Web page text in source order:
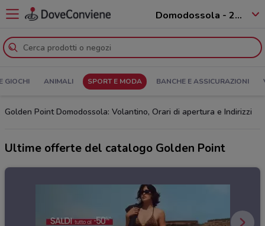
Domodossola - 28845
GIOCHI ANIMALI SPORT E MODA BANCHE E ASSICURAZIONI
Golden Point Domodossola: Volantino, Orari di apertura e Indirizzi
Ultime offerte del catalogo Golden Point